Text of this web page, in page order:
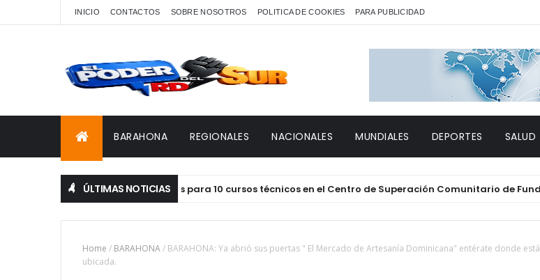
INICIO CONTACTOS SOBRE NOSOTROS POLITICA DE COOKIES PARA PUBLICIDAD
BARAHONA REGIONALES NACIONALES MUNDIALES DEPORTES SALUD
ÚLTIMAS NOTICIAS
Supérate abre inscripciones para 10 cursos técnicos en el Centro de Superación Comunitario de Fundación
Home / BARAHONA/ BARAHONA: Ya abrió sus puertas " El Mercado de Artesanía Dominicana" entérate donde está
ubicada.